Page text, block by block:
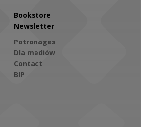
Bookstore
Newsletter
Patronages
Dla mediów
Contact
BIP